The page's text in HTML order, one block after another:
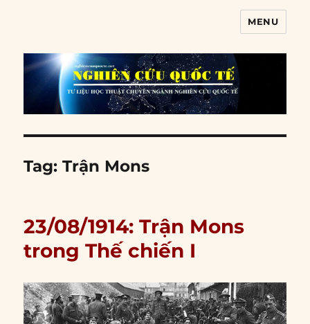
MENU
Tag:Trận Mons
23/08/1914: Trận Mons
trong Thế chiến I